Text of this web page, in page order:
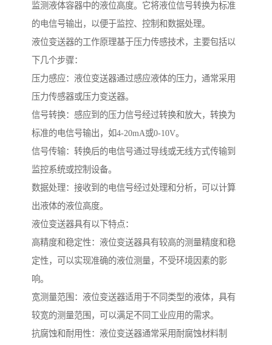
监测液体容器中的液位高度。它将液位信号转换为标准
的电信号输出，以便于监控、控制和数据处理。
液位变送器的工作原理基于压力传感技术，主要包括以
下几个步骤：
压力感应：液位变送器通过感应液体的压力，通常采用
压力传感器或压力变送器。
信号转换：感应到的压力信号经过转换和放大，转换为
标准的电信号输出，如4-20mA或0-10V。
信号传输：转换后的电信号通过导线或无线方式传输到
监控系统或控制设备。
数据处理：接收到的电信号经过处理和分析，可以计算
出液体的液位高度。
液位变送器具有以下特点：
高精度和稳定性：液位变送器具有较高的测量精度和稳
定性，可以实现准确的液位测量，不受环境因素的影
响。
宽测量范围：液位变送器适用于不同类型的液体，具有
较宽的测量范围，可以满足不同工业应用的需求。
抗腐蚀和耐用性：液位变送器通常采用耐腐蚀材料制